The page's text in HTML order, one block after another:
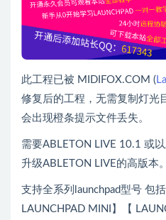
此工程已被 MIDIFOX.COM (
修复后的工程，无需复制灯光
会出现橙条提示文件丢失。
需要ABLETON LIVE 10.1 或
升级ABLETON LIVE的高版本。
支持全系列launchpad型号 包
LAUNCHPAD MINI】【